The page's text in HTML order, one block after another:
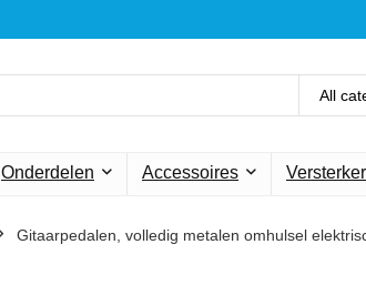
All
Onderdelen Accessoires
Gitaarpedalen, volledig metalen omhulsel